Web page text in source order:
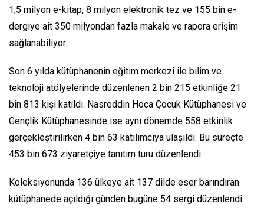
1,5 milyon e-kitap, 8 milyon elektronik tez ve 155 bin e-
dergiye ait 350 milyondan fazla makale ve rapora erişim
sağlanabiliyor.
Son 6 yılda kütüphanenin eğitim merkezi ile bilim ve
teknoloji atölyelerinde düzenlenen 2 bin 215 etkinliğe 21
bin 813 kişi katıldı. Nasreddin Hoca Çocuk Kütüphanesi ve
Gençlik Kütüphanesinde ise aynı dönemde 558 etkinlik
gerçekleştirilirken 4 bin 63 katılımcıya ulaşıldı. Bu süreçte
453 bin 673 ziyaretçiye tanıtım turu düzenlendi.
Koleksiyonunda 136 ülkeye ait 137 dilde eser barındıran
kütüphanede açıldığı günden bugüne 54 sergi düzenlendi.